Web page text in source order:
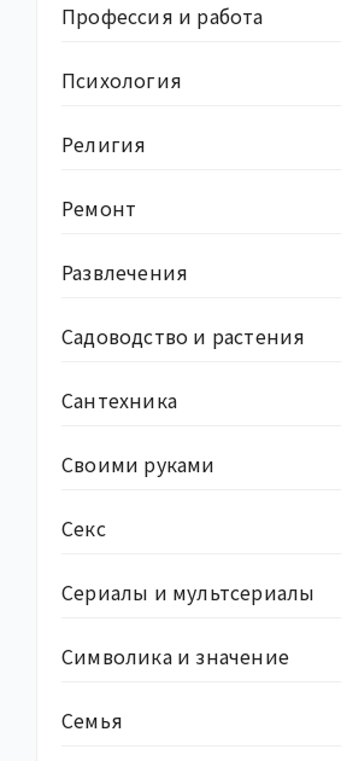
Профессия и работа
Психология
Религия
Ремонт
Развлечения
Садоводство и растения
Сантехника
Своими руками
Секс
Сериалы и мультсериалы
Символика и значение
Семья